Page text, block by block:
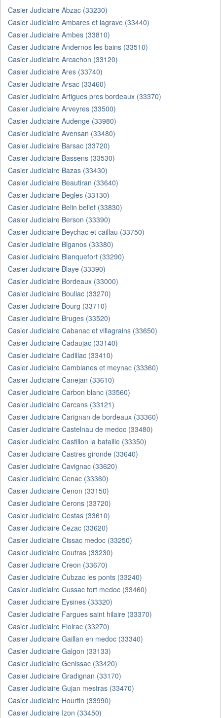
Casier Judiciaire Abzac (33230)
Casier Judiciaire Ambares et lagrave (33440)
Casier Judiciaire Ambes (33810)
Casier Judiciaire Andernos les bains (33510)
Casier Judiciaire Arcachon (33120)
Casier Judiciaire Ares (33740)
Casier Judiciaire Arsac (33460)
Casier Judiciaire Artigues pres bordeaux (33370)
Casier Judiciaire Arveyres (33500)
Casier Judiciaire Audenge (33980)
Casier Judiciaire Avensan (33480)
Casier Judiciaire Barsac (33720)
Casier Judiciaire Bassens (33530)
Casier Judiciaire Bazas (33430)
Casier Judiciaire Beautiran (33640)
Casier Judiciaire Begles (33130)
Casier Judiciaire Belin beliet (33830)
Casier Judiciaire Berson (33390)
Casier Judiciaire Beychac et caillau (33750)
Casier Judiciaire Biganos (33380)
Casier Judiciaire Blanquefort (33290)
Casier Judiciaire Blaye (33390)
Casier Judiciaire Bordeaux (33000)
Casier Judiciaire Bouliac (33270)
Casier Judiciaire Bourg (33710)
Casier Judiciaire Bruges (33520)
Casier Judiciaire Cabanac et villagrains (33650)
Casier Judiciaire Cadaujac (33140)
Casier Judiciaire Cadillac (33410)
Casier Judiciaire Camblanes et meynac (33360)
Casier Judiciaire Canejan (33610)
Casier Judiciaire Carbon blanc (33560)
Casier Judiciaire Carcans (33121)
Casier Judiciaire Carignan de bordeaux (33360)
Casier Judiciaire Castelnau de medoc (33480)
Casier Judiciaire Castillon la bataille (33350)
Casier Judiciaire Castres gironde (33640)
Casier Judiciaire Cavignac (33620)
Casier Judiciaire Cenac (33360)
Casier Judiciaire Cenon (33150)
Casier Judiciaire Cerons (33720)
Casier Judiciaire Cestas (33610)
Casier Judiciaire Cezac (33620)
Casier Judiciaire Cissac medoc (33250)
Casier Judiciaire Coutras (33230)
Casier Judiciaire Creon (33670)
Casier Judiciaire Cubzac les ponts (33240)
Casier Judiciaire Cussac fort medoc (33460)
Casier Judiciaire Eysines (33320)
Casier Judiciaire Fargues saint hilaire (33370)
Casier Judiciaire Floirac (33270)
Casier Judiciaire Gaillan en medoc (33340)
Casier Judiciaire Galgon (33133)
Casier Judiciaire Genissac (33420)
Casier Judiciaire Gradignan (33170)
Casier Judiciaire Gujan mestras (33470)
Casier Judiciaire Hourtin (33990)
Casier Judiciaire Izon (33450)